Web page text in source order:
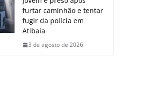
furtar caminhão e tentar
fugir da polícia em
Atibaia
3 de agosto de 2026